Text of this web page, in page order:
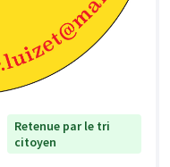
Retenue par le tri
citoyen